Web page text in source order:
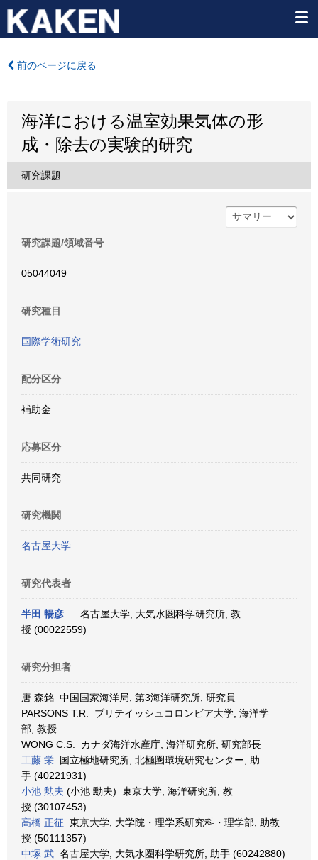
前のページに戻る
海洋における温室効果気体の形
成・除去の実験的研究
研究課題
研究課題/領域番号
05044049
研究種目
国際学術研究
配分区分
補助金
応募区分
共同研究
研究機関
名古屋大学
研究代表者
半田 暢彦
名古屋大学, 大気水圏科学研究所, 教
授 (00022559)
研究分担者
唐 森銘 中国国家海洋局, 第3海洋研究所, 研究員
PARSONS T.R. ブリテイッシュコロンビア大学, 海洋学
部, 教授
WONG C.S. カナダ海洋水産庁, 海洋研究所, 研究部長
工藤 栄 国立極地研究所, 北極圏環境研究センター, 助
手 (40221931)
小池 勲夫 (小池 勳夫) 東京大学, 海洋研究所, 教
授 (30107453)
高橋 正征 東京大学, 大学院・理学系研究科・理学部, 助教
授 (50111357)
中塚 武 名古屋大学, 大気水圏科学研究所, 助手 (60242880)